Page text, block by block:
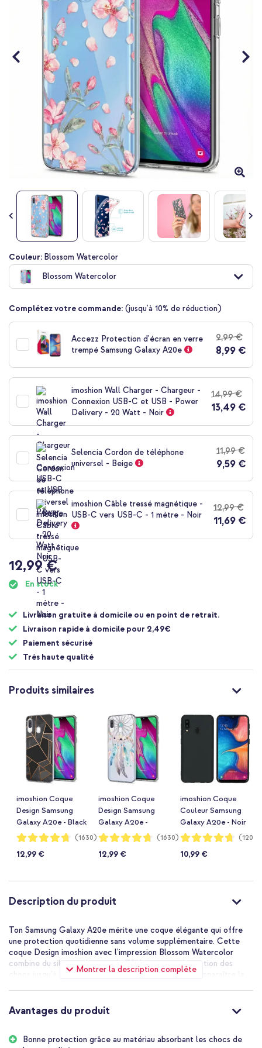
Passer
au
début
de
Galerie
d’images
Couleur: Blossom Watercolor
Blossom Watercolor
Complétez votre commande: (jusqu'à 10% de réduction)
Accezz Protection d'écran en verre
trempé Samsung Galaxy A20e
9,99 €
8,99 €
imoshion Wall Charger - Chargeur -
Connexion USB-C et USB - Power
Delivery - 20 Watt - Noir
14,99 €
13,49 €
Selencia Cordon de téléphone
universel - Beige
11,99 €
9,59 €
imoshion Câble tressé magnétique -
USB-C vers USB-C - 1 mètre - Noir
12,99 €
11,69 €
12,99 €
En stock
Livraison gratuite à domicile ou en point de retrait.
Livraison rapide à domicile pour 2,49€
Paiement sécurisé
Très haute qualité
Produits similaires
imoshion Coque
Design Samsung
Galaxy A20e - Black
Graphic
Notation:
94%
(1630)
12,99 €
imoshion Coque
Design Samsung
Galaxy A20e -
Dreamcatcher
Notation:
94%
(1630)
12,99 €
imoshion Coque
Couleur Samsung
Galaxy A20e - Noir
Notation:
94%
(1201)
10,99 €
Description du produit
Montrer la description complète
Ton Samsung Galaxy A20e mérite une coque élégante qui offre
une protection quotidienne sans volume supplémentaire. Cette
coque Design imoshion avec l'impression Blossom Watercolor
combine du silicone doux et du TPU avec une absorption des
chocs jusqu'à 1 mètre. La coque transparente laisse apparaître la
solide, agréable à tenir en main et livrée rapidement.
Avantages du produit
Bonne protection grâce au matériau absorbant les chocs de